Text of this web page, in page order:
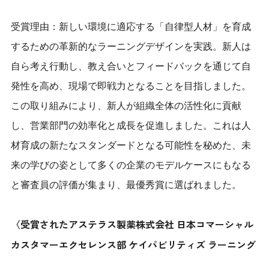
受賞理由：新しい環境に適応する「自律型人材」を育成
するための革新的なラーニングデザインを実践。新人は
自ら考え行動し、教え合いとフィードバックを通じて自
発性を高め、現場で即戦力となることを目指しました。
この取り組みにより、新人が組織全体の活性化に貢献
し、営業部門の効率化と成長を促進しました。これは人
材育成の新たなスタンダードとなる可能性を秘めた、未
来の学びの姿として多くの企業のモデルケースにもなる
と審査員の評価が集まり、最優秀賞に選ばれました。
〈受賞されたアステラス製薬株式会社 日本コマーシャル
カスタマーエクセレンス部 ケイパビリティズ ラーニング